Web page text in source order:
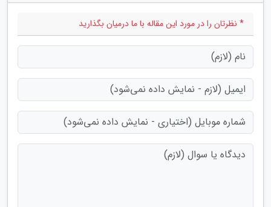
* نظرتان را در مورد این مقاله با ما درمیان بگذارید